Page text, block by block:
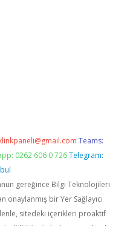
Teams:
0262 606 0 726 Telegram:
gereğince Bilgi Teknolojileri
onaylanmış bir Yer Sağlayıcı
sitedeki içerikleri proaktif